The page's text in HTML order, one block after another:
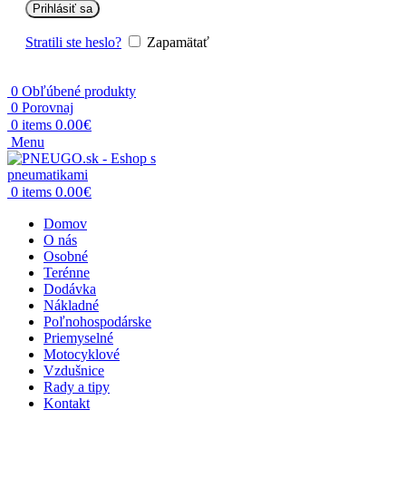
Prihlásiť sa
Stratili ste heslo? Zapamätať
0 Obľúbené produkty
0 Porovnaj
0 items 0.00€
Menu
0 items 0.00€
Domov
O nás
Osobné
Terénne
Dodávka
Nákladné
Poľnohospodárske
Priemyselné
Motocyklové
Vzdušnice
Rady a tipy
Kontakt